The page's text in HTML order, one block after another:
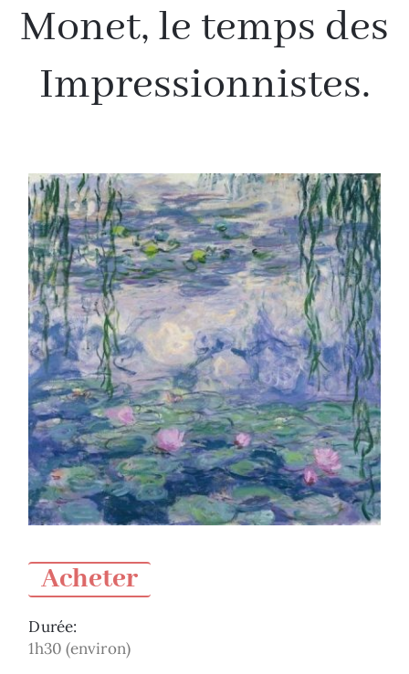
Monet, le temps des
Impressionnistes.
Acheter
Durée:
1h30 (environ)